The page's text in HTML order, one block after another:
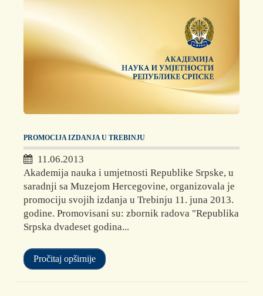
PROMOCIJA IZDANJA U TREBINJU
11.06.2013
Akademija nauka i umjetnosti Republike Srpske, u
saradnji sa Muzejom Hercegovine, organizovala je
promociju svojih izdanja u Trebinju 11. juna 2013.
godine. Promovisani su: zbornik radova "Republika
Srpska dvadeset godina...
Pročitaj opširnije